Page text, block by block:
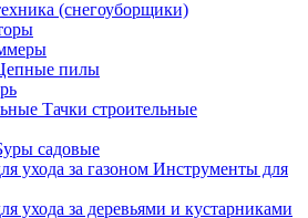
(снегоуборщики)
пилы
Тачки строительные
садовые
Инструменты для